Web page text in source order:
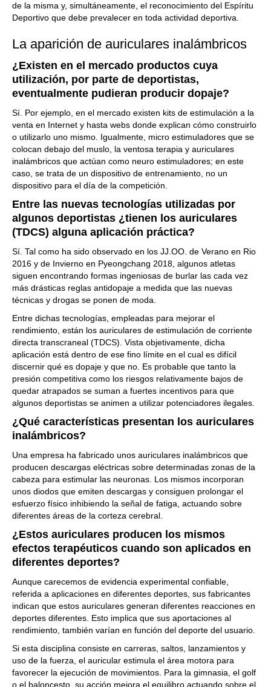
de la misma y, simultáneamente, el reconocimiento del Espíritu
Deportivo que debe prevalecer en toda actividad deportiva.
La aparición de auriculares inalámbricos
¿Existen en el mercado productos cuya
utilización, por parte de deportistas,
eventualmente pudieran producir dopaje?
Sí. Por ejemplo, en el mercado existen kits de estimulación a la
venta en Internet y hasta webs donde explican cómo construirlo
o utilizarlo uno mismo. Igualmente, micro estimuladores que se
colocan debajo del muslo, la ventosa terapia y auriculares
inalámbricos que actúan como neuro estimuladores; en este
caso, se trata de un dispositivo de entrenamiento, no un
dispositivo para el día de la competición.
Entre las nuevas tecnologías utilizadas por
algunos deportistas ¿tienen los auriculares
(TDCS) alguna aplicación práctica?
Sí. Tal como ha sido observado en los JJ.OO. de Verano en Rio
2016 y de Invierno en Pyeongchang 2018, algunos atletas
siguen encontrando formas ingeniosas de burlar las cada vez
más drásticas reglas antidopaje a medida que las nuevas
técnicas y drogas se ponen de moda.
Entre dichas tecnologías, empleadas para mejorar el
rendimiento, están los auriculares de estimulación de corriente
directa transcraneal (TDCS). Vista objetivamente, dicha
aplicación está dentro de ese fino límite en el cual es difícil
discernir qué es dopaje y que no. Es probable que tanto la
presión competitiva como los riesgos relativamente bajos de
quedar atrapados se suman a fuertes incentivos para que
algunos deportistas se animen a utilizar potenciadores ilegales.
¿Qué características presentan los auriculares
inalámbricos?
Una empresa ha fabricado unos auriculares inalámbricos que
producen descargas eléctricas sobre determinadas zonas de la
cabeza para estimular las neuronas. Los mismos incorporan
unos diodos que emiten descargas y consiguen prolongar el
esfuerzo físico inhibiendo la señal de fatiga, actuando sobre
diferentes áreas de la corteza cerebral.
¿Estos auriculares producen los mismos
efectos terapéuticos cuando son aplicados en
diferentes deportes?
Aunque carecemos de evidencia experimental confiable,
referida a aplicaciones en diferentes deportes, sus fabricantes
indican que estos auriculares generan diferentes reacciones en
deportes diferentes. Esto implica que sus aportaciones al
rendimiento, también varían en función del deporte del usuario.
Si esta disciplina consiste en carreras, saltos, lanzamientos y
uso de la fuerza, el auricular estimula el área motora para
favorecer la ejecución de movimientos. Para la gimnasia, el golf
o el baloncesto, su acción mejora el equilibro actuando sobre el